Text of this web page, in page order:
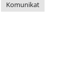
Komunikat